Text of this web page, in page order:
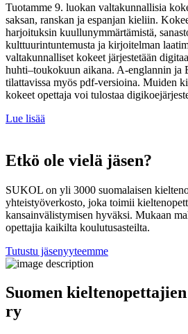
Tuotamme 9. luokan valtakunnallisia
saksan, ranskan ja espanjan kieliin.
harjoituksin kuullunymmärtämistä,
kulttuurintuntemusta ja kirjoitelman
valtakunnalliset kokeet järjestetään
huhti–toukokuun aikana. A-englannin ja
tilattavissa myös pdf-versioina. Muiden
kokeet opettaja voi tulostaa
Lue lisää
Etkö ole vielä jäsen?
SUKOL on yli 3000 suomalaisen
yhteistyöverkosto, joka toimii
kansainvälistymisen hyväksi. Mukaan
opettajia kaikilta koulutusasteilta.
Tutustu jäsenyyteemme
Suomen
ry